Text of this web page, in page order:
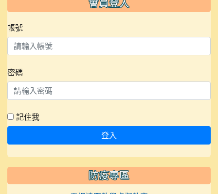
會員登入
帳號
密碼
記住我
登入
防疫專區